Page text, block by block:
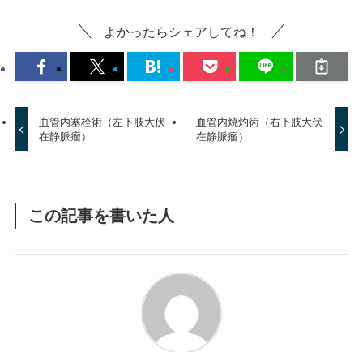
よかったらシェアしてね！
血管内塞栓術（左下肢大伏
在静脈瘤）
血管内焼灼術（右下肢大伏
在静脈瘤）
この記事を書いた人